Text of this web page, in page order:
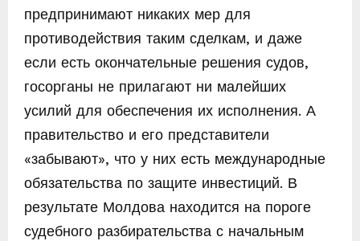
предпринимают никаких мер для
противодействия таким сделкам, и даже
если есть окончательные решения судов,
госорганы не прилагают ни малейших
усилий для обеспечения их исполнения. А
правительство и его представители
«забывают», что у них есть международные
обязательства по защите инвестиций. В
результате Молдова находится на пороге
судебного разбирательства с начальным